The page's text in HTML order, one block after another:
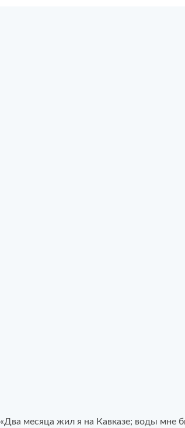
«Два месяца жил я на Кавказе; воды мне